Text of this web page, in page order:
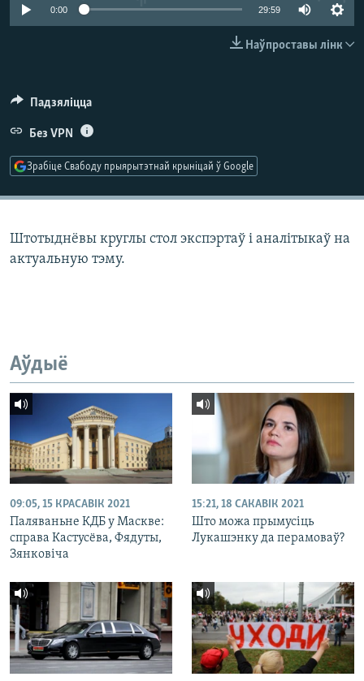
КУЛЬТУРА
МОВА0:00 29:59
Наўпроставы лінк
Падзяліцца
Без VPN
Зрабіце Свабоду прыярытэтнай крыніцай ў Google
Штотыднёвы круглы стол экспэртаў і аналітыкаў на
актуальную тэму.
Аўдыё
09:05, 15 КРАСАВІК 2021
Паляваньне КДБ у Маскве:
справа Кастусёва, Фядуты,
Зянковіча
15:21, 18 САКАВІК 2021
Што можа прымусіць
Лукашэнку да перамоваў?